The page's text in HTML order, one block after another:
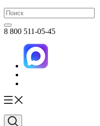
8 800 511-05-45